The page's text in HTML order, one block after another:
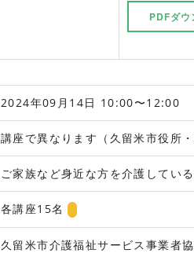
PDFダウ
2024年09月14日 10:00〜12:00
講座で異なります（久留米市役所
ご家族など身近な方を介護してい
各講座15名
久留米市介護福祉サービス事業者